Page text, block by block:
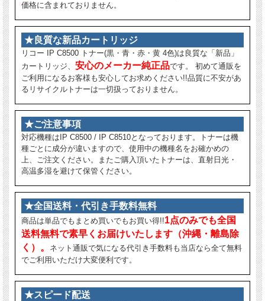
価格に含まれておりません。
★良質な新品カートリッジ
リコー IP C8500 トナー(黒・青・赤・黄 4色)は良質な「新品」
カートリッジ、 安心のメーカー純正品です。 初めて通販を
ご利用になるお客様も安心してお求めください!!品質に不安があ
るリサイクルトナーは一切扱っておりません。
★ご注意事項
対応機種はIP C8500 / IP C8510となっております。トナーは機
種ごとに成分が違いますので、使用中の機種名をお確かめの
上、ご注文ください。またご購入頂いたトナーは、直射日光・
高温多湿を避けて保管ください。
★全国送料・代引き手数料無料
商品は単品でもまとめ買いでもお買い得!!1点のみでも全国
送料無料で素早くお届けいたします（沖縄・離島除
く）。
ネット通販で気になる代引き手数料も当店なら全て無料
でご利用いただけ大変便利です。
★スピード配送